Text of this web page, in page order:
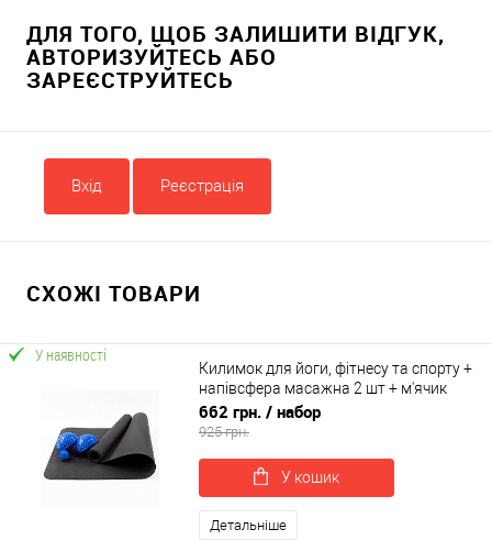
ДЛЯ ТОГО, ЩОБ ЗАЛИШИТИ ВІДГУК,
АВТОРИЗУЙТЕСЬ АБО
ЗАРЕЄСТРУЙТЕСЬ
Вхід Реєстрація
СХОЖІ ТОВАРИ
У наявності
Килимок для йоги, фітнесу та спорту +
напівсфера масажна 2 шт + м'ячик
масажний з шипами OSPORT Set 60 (n-
0090)
662 грн. / набор
925 грн.
У кошик
Детальніше